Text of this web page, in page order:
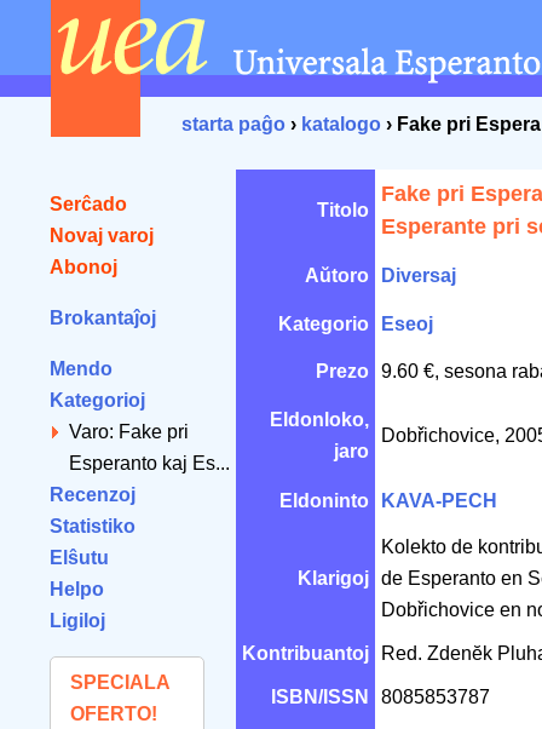
starta paĝo › katalogo › Fake pri
Serĉado
Novaj varoj
Abonoj
Brokantaĵoj
Mendo
Kategorioj
Varo: Fake pri
Esperanto kaj Es...
Recenzoj
Statistiko
Elŝutu
Helpo
Ligiloj
SPECIALA
OFERTO!
Titolo
Fake pri
Esperante pri
Aŭtoro Diversaj
Kategorio Eseoj
Prezo 9.60 €, sesona
Eldonloko,
jaro
Dobřichovice,
Eldoninto KAVA-PECH
Klarigoj
Kolekto de
de Esperanto en
Dobřichovice en
Kontribuantoj Red. Zdenĕk
ISBN/ISSN 8085853787